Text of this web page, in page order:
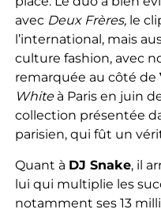
avec Deux Frères,le
l’international, mais
culture fashion, avec
remarquée au côté de
Whiteà Paris en juin
collection présentée
parisien, qui fût un
Quant à DJ Snake, il
lui qui multiplie les
notamment ses 13